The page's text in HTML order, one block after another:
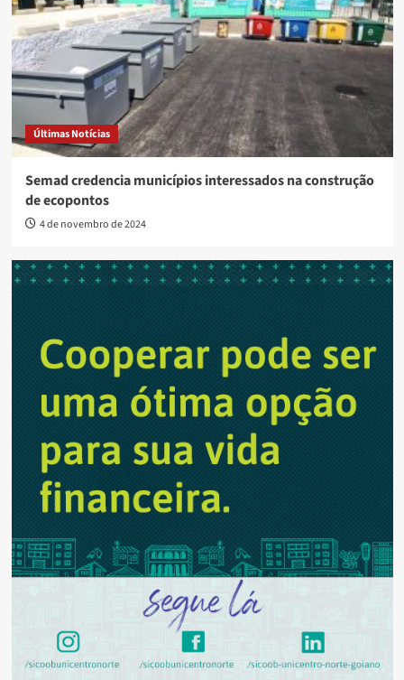
Últimas Notícias
Semad credencia municípios interessados na construção
de ecopontos
4 de novembro de 2024